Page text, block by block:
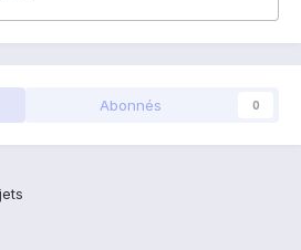
Abonnés 0